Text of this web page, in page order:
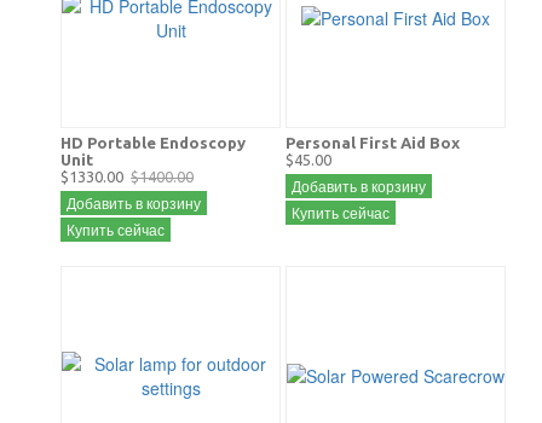
HD Portable Endoscopy
Unit
$1330.00 $1400.00
Добавить в корзину
Купить сейчас
Personal First Aid Box
$45.00
Добавить в корзину
Купить сейчас